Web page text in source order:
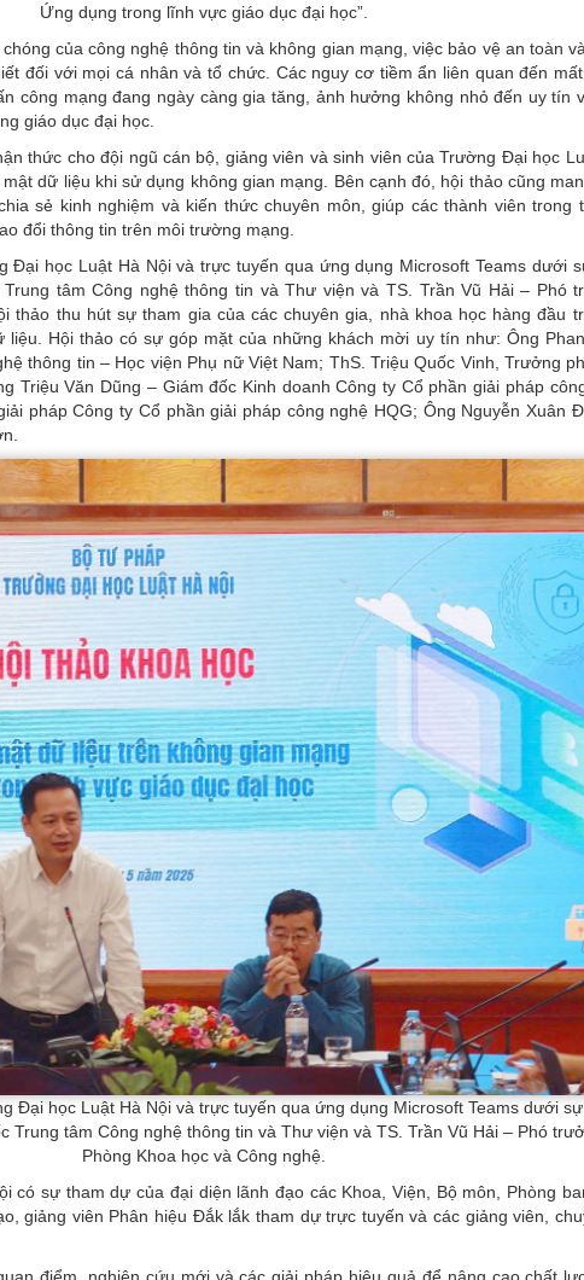
Ứng dụng trong lĩnh vực giáo dục đại học”.
của công nghệ thông tin và không gian mạng, việc bảo vệ an toàn
đối với mọi cá nhân và tổ chức. Các nguy cơ tiềm ẩn liên quan đến
công mạng đang ngày càng gia tăng, ảnh hưởng không nhỏ đến uy tín
giáo dục đại học.
thức cho đội ngũ cán bộ, giảng viên và sinh viên của Trường Đại học
dữ liệu khi sử dụng không gian mạng. Bên cạnh đó, hội thảo cũng
sẻ kinh nghiệm và kiến thức chuyên môn, giúp các thành viên trong
đổi thông tin trên môi trường mạng.
Đại học Luật Hà Nội và trực tuyến qua ứng dụng Microsoft Teams dưới
tâm Công nghệ thông tin và Thư viện và TS. Trần Vũ Hải – Phó
thảo thu hút sự tham gia của các chuyên gia, nhà khoa học hàng đầu
Hội thảo có sự góp mặt của những khách mời uy tín như: Ông
thông tin – Học viện Phụ nữ Việt Nam; ThS. Triệu Quốc Vinh, Trưởng
Triệu Văn Dũng – Giám đốc Kinh doanh Công ty Cổ phần giải pháp
pháp Công ty Cổ phần giải pháp công nghệ HQG; Ông Nguyễn Xuân
Đại học Luật Hà Nội và trực tuyến qua ứng dụng Microsoft Teams dưới
Trung tâm Công nghệ thông tin và Thư viện và TS. Trần Vũ Hải – Phó
Phòng Khoa học và Công nghệ.
có sự tham dự của đại diện lãnh đạo các Khoa, Viện, Bộ môn, Phòng
giảng viên Phân hiệu Đắk lắk tham dự trực tuyến và các giảng viên,